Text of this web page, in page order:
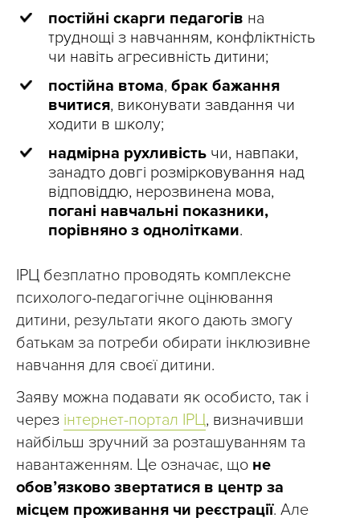
постійні скарги педагогів на
труднощі з навчанням, конфліктність
чи навіть агресивність дитини;
постійна втома, брак бажання
вчитися, виконувати завдання чи
ходити в школу;
надмірна рухливість чи, навпаки,
занадто довгі розмірковування над
відповіддю, нерозвинена мова,
погані навчальні показники,
порівняно з однолітками.
ІРЦ безплатно проводять комплексне
психолого-педагогічне оцінювання
дитини, результати якого дають змогу
батькам за потреби обирати інклюзивне
навчання для своєї дитини.
Заяву можна подавати як особисто, так і
через інтернет-портал ІРЦ, визначивши
найбільш зручний за розташуванням та
навантаженням. Це означає, що не
обов’язково звертатися в центр за
місцем проживання чи реєстрації. Але